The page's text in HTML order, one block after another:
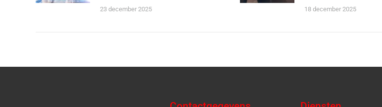
23 december 2025 18 december 2025